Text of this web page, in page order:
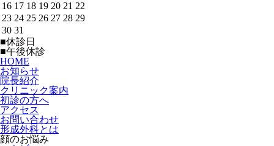
16 17 18 19 20 21 22
23 24 25 26 27 28 29
30 31
■休診日
■午後休診
HOME
お知らせ
院長紹介
クリニック案内
初診の方へ
アクセス
お問い合わせ
形成外科とは
顔のお悩み